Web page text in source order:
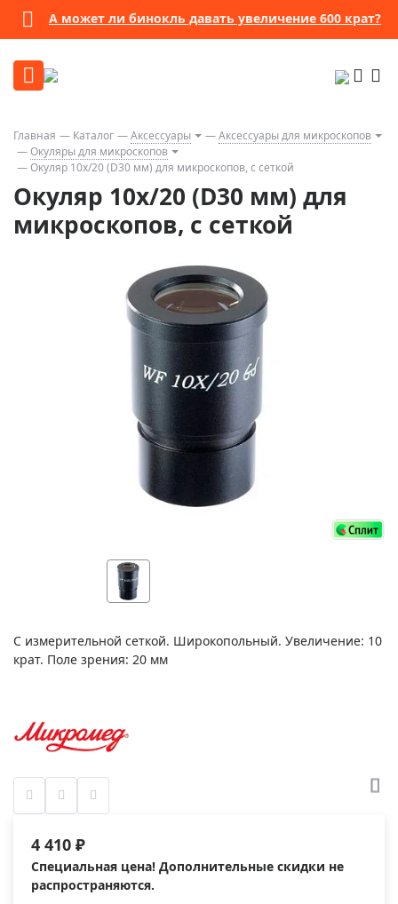
А может ли бинокль давать увеличение 600 крат?
Главная Каталог Аксессуары
Аксессуары для микроскопов
Окуляры для микроскопов
Окуляр 10х/20 (D30 мм) для микроскопов, с сеткой
Окуляр 10х/20 (D30 мм) для
микроскопов, с сеткой
С измерительной сеткой. Широкопольный. Увеличение: 10
крат. Поле зрения: 20 мм
4 410 ₽
Специальная цена! Дополнительные скидки не
распространяются.